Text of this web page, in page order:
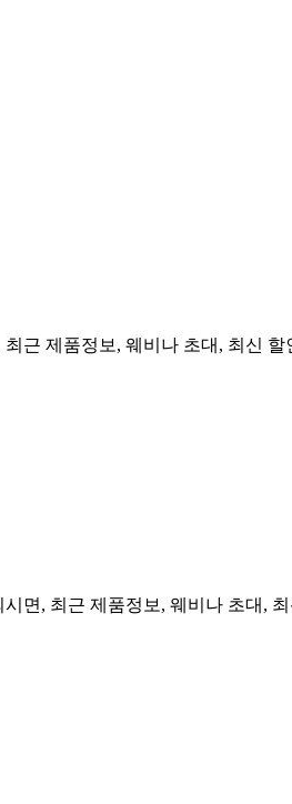
근 제품정보, 웨비나 초대, 최신
면, 최근 제품정보, 웨비나 초대,